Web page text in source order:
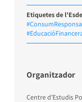
Etiquetes de
Organitzador
Centre d’Estudis